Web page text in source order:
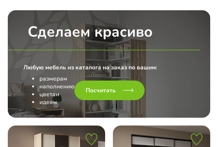
Сделаем красиво
Любую мебель из каталога на заказ по вашим:
размерам
наполнению
цветам
идеям
Посчитать